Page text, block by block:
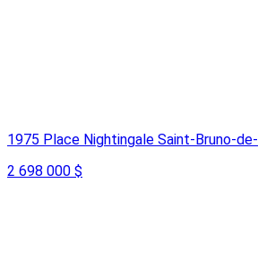
1975 Place Nightingale Saint-Bruno-
2 698 000 $